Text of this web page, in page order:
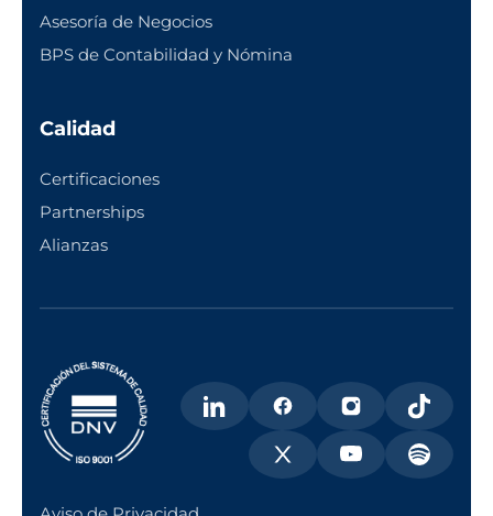
Asesoría de Negocios
BPS de Contabilidad y Nómina
Calidad
Certificaciones
Partnerships
Alianzas